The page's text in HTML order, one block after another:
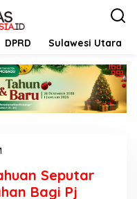
DPRD Sulawesi Utara
c
h
Seputar
Bagi Pj